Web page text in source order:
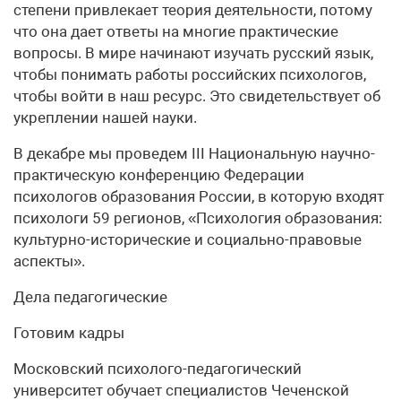
степени привлекает теория деятельности, потому
что она дает ответы на многие практические
вопросы. В мире начинают изучать русский язык,
чтобы понимать работы российских психологов,
чтобы войти в наш ресурс. Это свидетельствует об
укреплении нашей науки.
В декабре мы проведем III Национальную научно-
практическую конференцию Федерации
психологов образования России, в которую входят
психологи 59 регионов, «Психология образования:
культурно-исторические и социально-правовые
аспекты».
Дела педагогические
Готовим кадры
Московский психолого-педагогический
университет обучает специалистов Чеченской